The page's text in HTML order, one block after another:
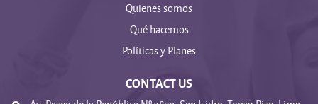
Quienes somos
Qué hacemos
Políticas y Planes
CONTACT US